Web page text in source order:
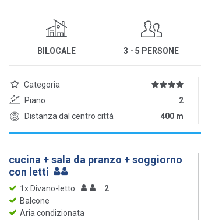
BILOCALE 3 - 5 PERSONE
Categoria
Piano
2
Distanza dal centro città
400 m
cucina + sala da pranzo + soggiorno
con letti
1x Divano-letto
2
Balcone
Aria condizionata